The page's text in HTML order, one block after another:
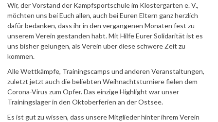
Wir, der Vorstand der Kampfsportschule im Klostergarten e. V.,
möchten uns bei Euch allen, auch bei Euren Eltern ganz herzlich
dafür bedanken, dass ihr in den vergangenen Monaten fest zu
unserem Verein gestanden habt. Mit Hilfe Eurer Solidarität ist es
uns bisher gelungen, als Verein über diese schwere Zeit zu
kommen.
Alle Wettkämpfe, Trainingscamps und anderen Veranstaltungen,
zuletzt jetzt auch die beliebten Weihnachtsturniere fielen dem
Corona-Virus zum Opfer. Das einzige Highlight war unser
Trainingslager in den Oktoberferien an der Ostsee.
Es ist gut zu wissen, dass unsere Mitglieder hinter ihrem Verein